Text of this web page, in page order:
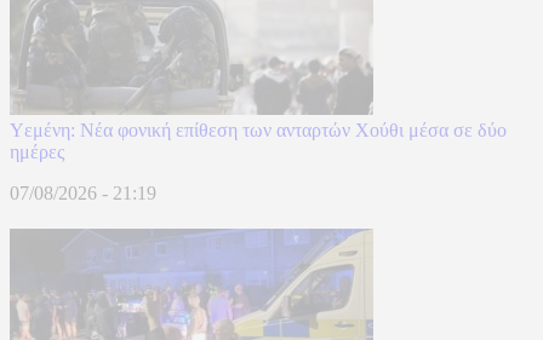
Υεμένη: Νέα φονική επίθεση των ανταρτών Χούθι μέσα σε δύο
ημέρες
07/08/2026 - 21:19